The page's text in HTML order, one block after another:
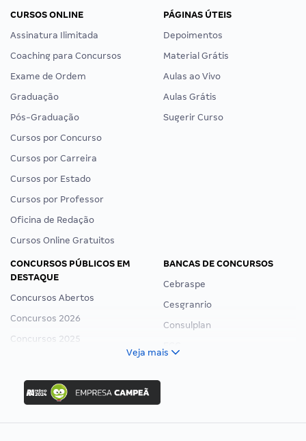
CURSOS ONLINE
Assinatura Ilimitada
Coaching para Concursos
Exame de Ordem
Graduação
Pós-Graduação
Cursos por Concurso
Cursos por Carreira
Cursos por Estado
Cursos por Professor
Oficina de Redação
Cursos Online Gratuitos
PÁGINAS ÚTEIS
Depoimentos
Material Grátis
Aulas ao Vivo
Aulas Grátis
Sugerir Curso
CONCURSOS PÚBLICOS EM
DESTAQUE
Concursos Abertos
Concursos 2026
Concursos 2025
Concurso Ibama
Concurso MPU
Editais publicados
BANCAS DE CONCURSOS
Cebraspe
Cesgranrio
Consulplan
Veja mais